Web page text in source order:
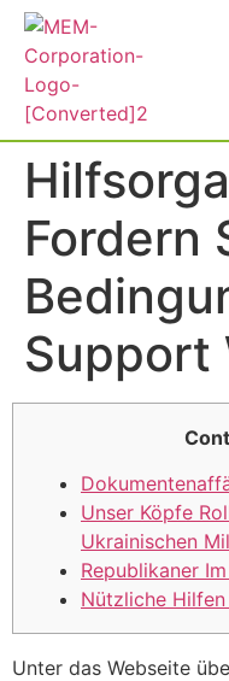
Fordern
Support
Unser Köpfe
Ukrainischen
Republikaner
Nützliche
Unter das Webseite